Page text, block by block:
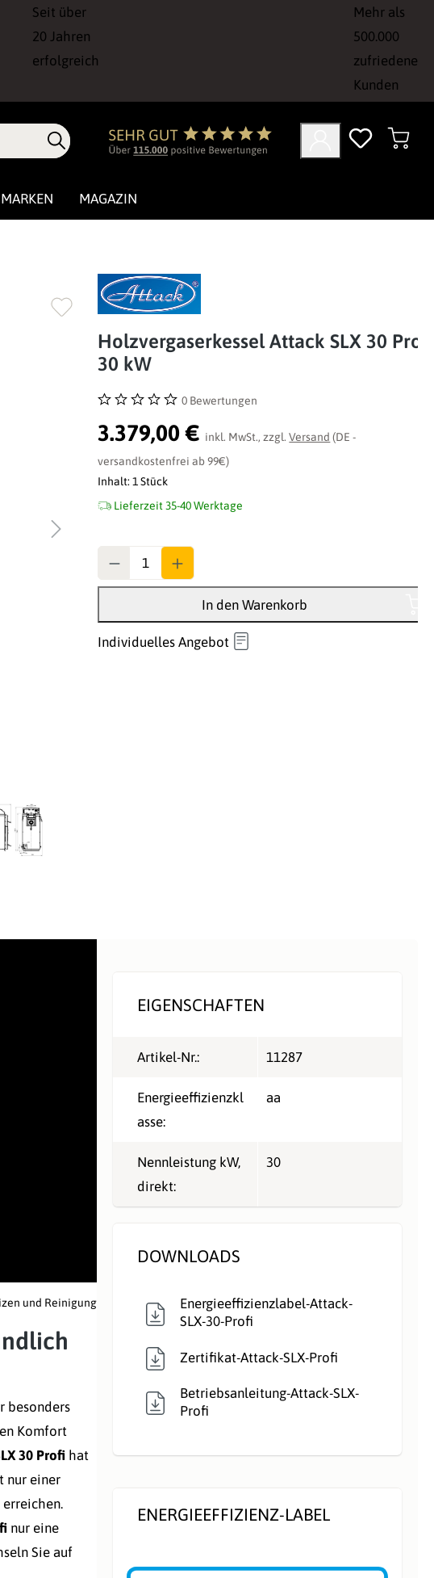
Seit über
20 Jahren
erfolgreich
Mehr als
500.000
zufriedene
Kunden
MARKEN MAGAZIN
Holzvergaserkessel Attack SLX 30 Profi
30 kW
Durchschnittliche Bewertung von 0 von 5 Sternen
0 Bewertungen
3.379,00 € inkl. MwSt., zzgl.Versand (DE -
versandkostenfrei ab 99€)
Inhalt:1 Stück
Lieferzeit 35-40 Werktage
In den Warenkorb
Individuelles Angebot
und Reinigung
besonders
Komfort
30 Profi hat
nur einer
erreichen.
nur eine
Sie auf
EIGENSCHAFTEN
Artikel-Nr.: 11287
Energieeffizienzkl
asse:
aa
Nennleistung kW,
direkt:
30
DOWNLOADS
Energieeffizienzlabel-Attack-
SLX-30-Profi
Zertifikat-Attack-SLX-Profi
Betriebsanleitung-Attack-SLX-
Profi
ENERGIEEFFIZIENZ-LABEL